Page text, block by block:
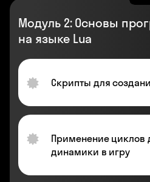
Модуль 2: Основы
на языке Lua
Скрипты для
Применение циклов
динамики в игру